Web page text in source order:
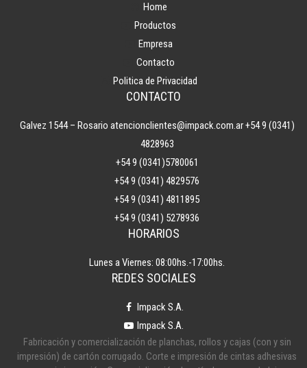
Home
Productos
Empresa
Contacto
Politica de Privacidad
CONTACTO
Galvez 1544 – Rosario atencionclientes@impack.com.ar+54 9 (0341)
4828963
+54 9 (0341)5780061
+54 9 (0341) 4829576
+54 9 (0341) 4811895
+54 9 (0341) 5278936
HORARIOS
Lunes a Viernes: 08:00hs.-17:00hs.
REDES SOCIALES
Impack S.A.
Impack S.A.
Fabricación y comercialización de planchas, rollos y cajas (con y sin
impresión) de cartón corrugado. Corte e impresión de cintas adhesivas